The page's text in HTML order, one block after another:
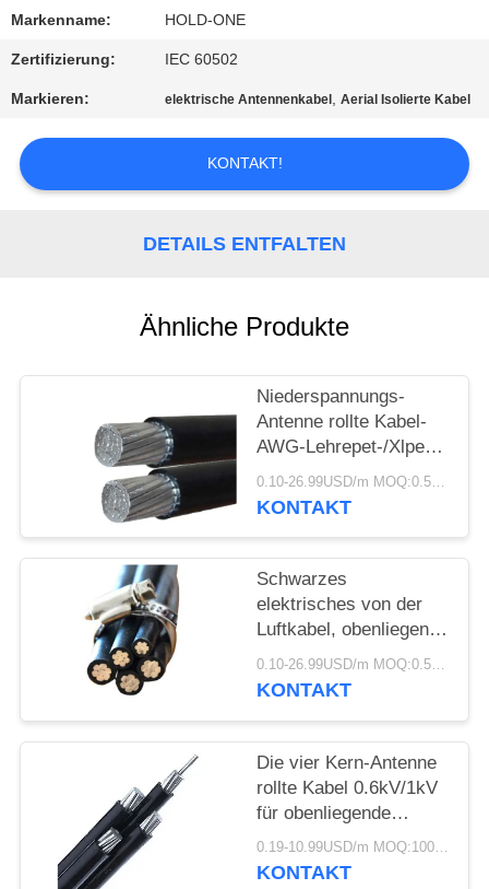
TRETEN
SIE
MIT
IN
VERBINDUNG
DATENSCHUTZRICHTLINIE
Markenname: HOLD-ONE
Zertifizierung: IEC 60502
Markieren: elektrische Antennenkabel ,Aerial Isolierte Kabel
KONTAKT!
DETAILS ENTFALTEN
Ähnliche Produkte
Niederspannungs-
Antenne rollte Kabel-
AWG-Lehrepet-/Xlpe-
Isolierungs-Aluminium-
Leiter zusammen
0.10-26.99USD/m MOQ:0.5KM
KONTAKT
Schwarzes
elektrisches von der
Luftkabel, obenliegende
elektrische Leitungen
für Stromversorgung
0.10-26.99USD/m MOQ:0.5KM
KONTAKT
Die vier Kern-Antenne
rollte Kabel 0.6kV/1kV
für obenliegende
Stromleitungen
zusammen
0.19-10.99USD/m MOQ:1000M
KONTAKT